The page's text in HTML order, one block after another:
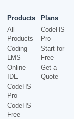
Products
All
Products
Coding
LMS
Online
IDE
CodeHS
Pro
CodeHS
Free
Plans
CodeHS
Pro
Start for
Free
Get a
Quote